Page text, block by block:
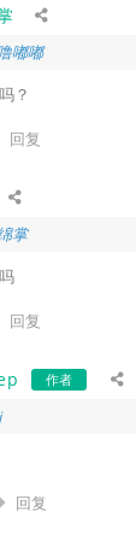
嘟嘟
？
回复
掌
回复
作者
回复